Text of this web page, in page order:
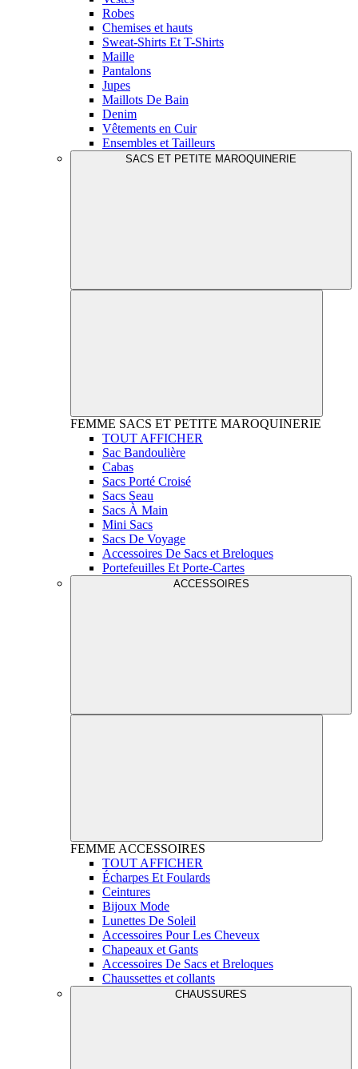
Robes
Chemises et hauts
Sweat-Shirts Et T-Shirts
Maille
Pantalons
Jupes
Maillots De Bain
Denim
Vêtements en Cuir
Ensembles et Tailleurs
SACS ET PETITE MAROQUINERIE
FEMME SACS ET PETITE MAROQUINERIE
TOUT AFFICHER
Sac Bandoulière
Cabas
Sacs Porté Croisé
Sacs Seau
Sacs À Main
Mini Sacs
Sacs De Voyage
Accessoires De Sacs et Breloques
Portefeuilles Et Porte-Cartes
ACCESSOIRES
FEMME ACCESSOIRES
TOUT AFFICHER
Écharpes Et Foulards
Ceintures
Bijoux Mode
Lunettes De Soleil
Accessoires Pour Les Cheveux
Chapeaux et Gants
Accessoires De Sacs et Breloques
Chaussettes et collants
CHAUSSURES